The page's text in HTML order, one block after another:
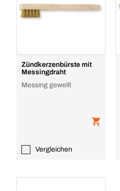
Zündkerzenbürste mit
Messingdraht
Messing gewellt
Vergleichen